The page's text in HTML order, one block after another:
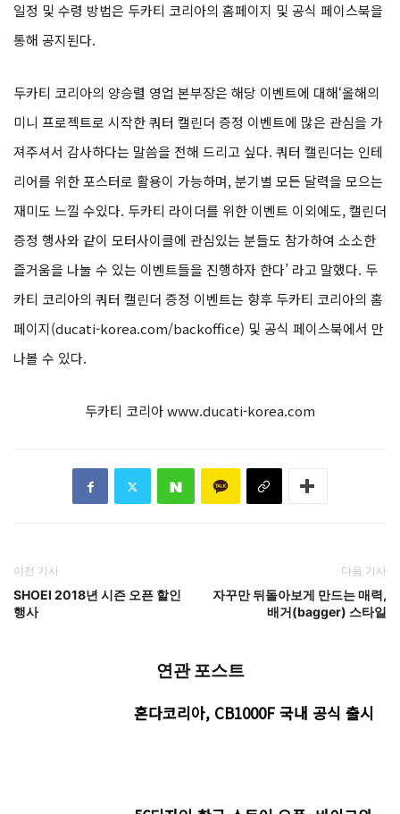
일정 및 수령 방법은 두카티 코리아의 홈페이지 및 공식 페이스북을
통해 공지된다.
두카티 코리아의 양승렬 영업 본부장은 해당 이벤트에 대해‘올해의
미니 프로젝트로 시작한 쿼터 캘린더 증정 이벤트에 많은 관심을 가
져주셔서 감사하다는 말씀을 전해 드리고 싶다. 쿼터 캘린더는 인테
리어를 위한 포스터로 활용이 가능하며, 분기별 모든 달력을 모으는
재미도 느낄 수있다. 두카티 라이더를 위한 이벤트 이외에도, 캘린더
증정 행사와 같이 모터사이클에 관심있는 분들도 참가하여 소소한
즐거움을 나눌 수 있는 이벤트들을 진행하자 한다’ 라고 말했다. 두
카티 코리아의 쿼터 캘린더 증정 이벤트는 향후 두카티 코리아의 홈
페이지(ducati-korea.com/backoffice) 및 공식 페이스북에서 만
나볼 수 있다.
두카티 코리아 www.ducati-korea.com
이전 기사
SHOEI 2018년 시즌 오픈 할인
행사
다음 기사
자꾸만 뒤돌아보게 만드는 매력,
배거(bagger) 스타일
연관 포스트
혼다코리아, CB1000F 국내 공식 출시